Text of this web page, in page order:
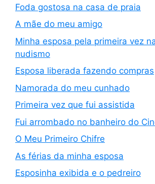
Foda gostosa na casa de praia
A mãe do meu amigo
Minha esposa pela primeira vez
nudismo
Esposa liberada fazendo compras
Namorada do meu cunhado
Primeira vez que fui assistida
Fui arrombado no banheiro do
O Meu Primeiro Chifre
As férias da minha esposa
Esposinha exibida e o pedreiro